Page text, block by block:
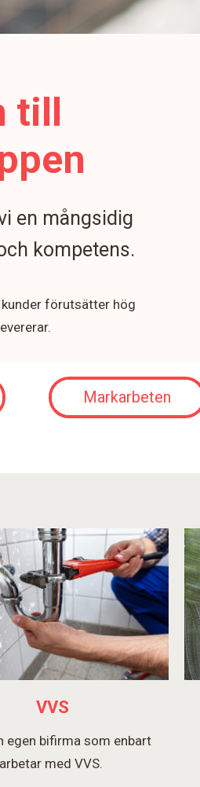
till
en mångsidig
kompetens.
förutsätter hög
Markarbeten
VVS
egen bifirma som enbart
arbetar med VVS.